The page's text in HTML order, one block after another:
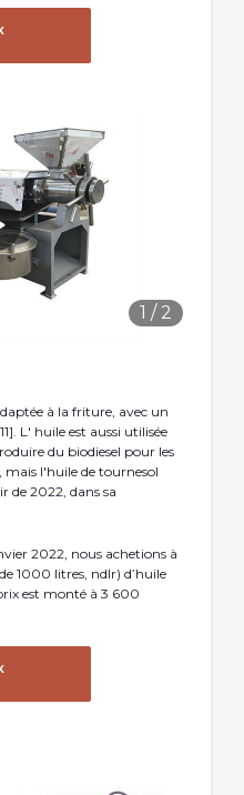
1 / 2
à la friture, avec un
L' huile est aussi utilisée
du biodiesel pour les
mais l'huile de tournesol
de 2022, dans sa
2022, nous achetions à
1000 litres, ndlr) d’huile
est monté à 3 600